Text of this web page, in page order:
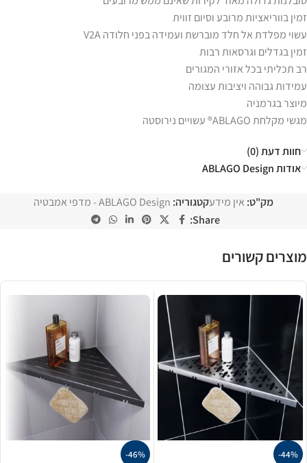
זמין בווריאציות מרובע וסיום זווית
עשוי מפלדת אל חלד מוברשת ועמידה בפני חלודה V2A
זמין בגדלים וגרסאות רבות
רב תכליתי בכל אזורי המגורים
עמידות גבוהה ויציבות עצומה
מיוצר בגרמניה
מגשי מקלחת ABLAGO® עשויים נירוסטה
חוות דעת (0)
אודות ABLAGO Design
מק"ט: אין מידעקטגוריה: ABLAGO Design - מדפי אמבטיה
Share:
מוצרים קשורים
-44%
-46%